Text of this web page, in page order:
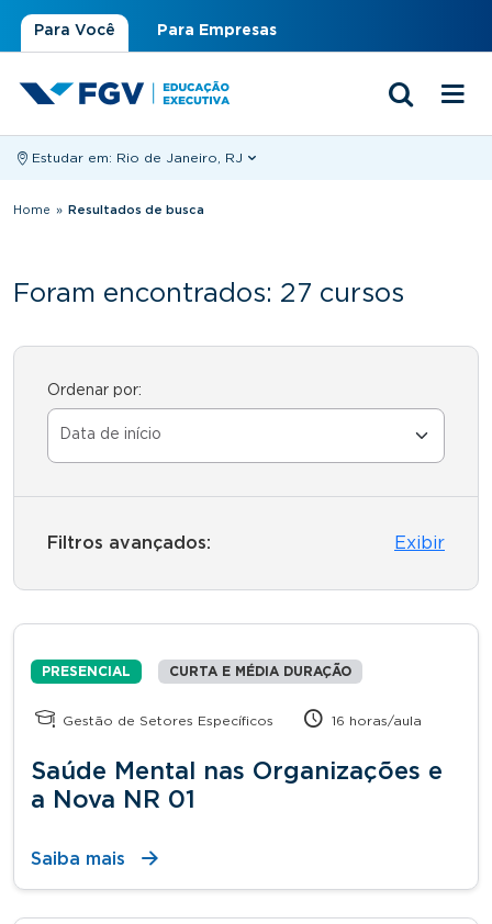
Para Você Para Empresas
Estudar em: Rio de Janeiro, RJ
Você está aqui
Home » Resultados de busca
Foram encontrados: 27 cursos
Ordenar por:
Filtros avançados: Exibir
PRESENCIAL CURTA E MÉDIA DURAÇÃO
Gestão de Setores Específicos 16 horas/aula
Saúde Mental nas Organizações e
a Nova NR 01
Saiba mais